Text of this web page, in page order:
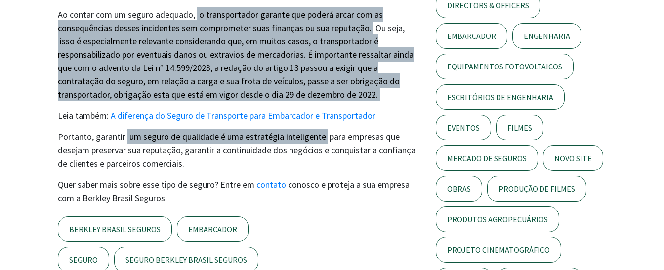
Ao contar com um seguro adequado, o transportador garante que poderá arcar com as
consequências desses incidentes sem comprometer suas finanças ou sua reputação. Ou seja,
isso é especialmente relevante considerando que, em muitos casos, o transportador é
responsabilizado por eventuais danos ou extravios de mercadorias. É importante ressaltar ainda
que com o advento da Lei nº 14.599/2023, a redação do artigo 13 passou a exigir que a
contratação do seguro, em relação a carga e sua frota de veículos, passe a ser obrigação do
transportador, obrigação esta que está em vigor desde o dia 29 de dezembro de 2022.
Leia também: A diferença do Seguro de Transporte para Embarcador e Transportador
Portanto, garantir um seguro de qualidade é uma estratégia inteligente para empresas que
desejam preservar sua reputação, garantir a continuidade dos negócios e conquistar a confiança
de clientes e parceiros comerciais.
Quer saber mais sobre esse tipo de seguro? Entre em contato conosco e proteja a sua empresa
com a Berkley Brasil Seguros.
BERKLEY BRASIL SEGUROS EMBARCADOR
SEGURO SEGURO BERKLEY BRASIL SEGUROS
DIRECTORS & OFFICERS
EMBARCADOR ENGENHARIA
EQUIPAMENTOS FOTOVOLTAICOS
ESCRITÓRIOS DE ENGENHARIA
EVENTOS FILMES
MERCADO DE SEGUROS NOVO SITE
OBRAS PRODUÇÃO DE FILMES
PRODUTOS AGROPECUÁRIOS
PROJETO CINEMATOGRÁFICO